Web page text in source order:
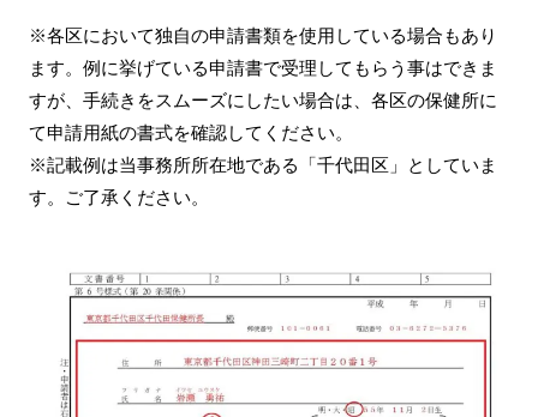
※各区において独自の申請書類を使用している場合もあり
ます。例に挙げている申請書で受理してもらう事はできま
すが、手続きをスムーズにしたい場合は、各区の保健所に
て申請用紙の書式を確認してください。
※記載例は当事務所所在地である「千代田区」としていま
す。ご了承ください。